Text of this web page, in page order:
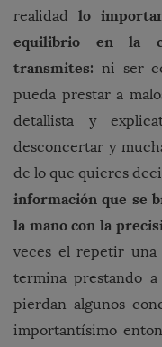
realidad lo
equilibrio en la
transmites: ni ser
pueda prestar a
detallista y
desconcertar y
de lo que quieres
información que se
la mano con la
veces el repetir una
termina prestando
pierdan algunos
importantísimo